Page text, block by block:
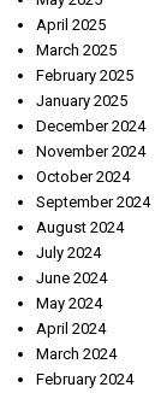
April 2025
March 2025
February 2025
January 2025
December 2024
November 2024
October 2024
September 2024
August 2024
July 2024
June 2024
May 2024
April 2024
March 2024
February 2024